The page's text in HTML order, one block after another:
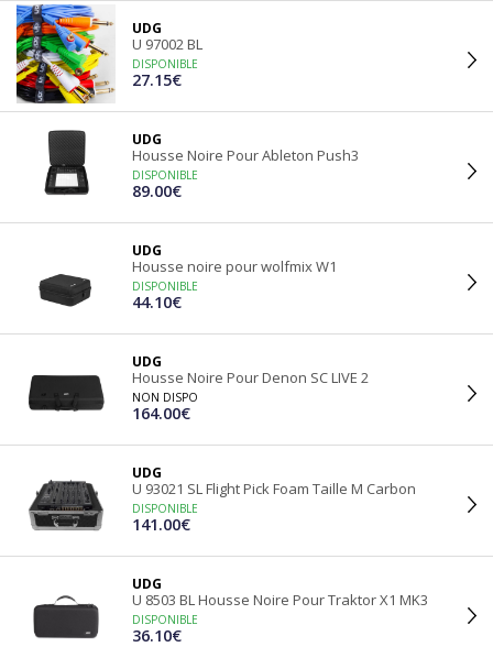
UDG
U 97002 BL
DISPONIBLE
27.15€
UDG
Housse Noire Pour Ableton Push3
DISPONIBLE
89.00€
UDG
Housse noire pour wolfmix W1
DISPONIBLE
44.10€
UDG
Housse Noire Pour Denon SC LIVE 2
NON DISPO
164.00€
UDG
U 93021 SL Flight Pick Foam Taille M Carbon
DISPONIBLE
141.00€
UDG
U 8503 BL Housse Noire Pour Traktor X1 MK3
DISPONIBLE
36.10€